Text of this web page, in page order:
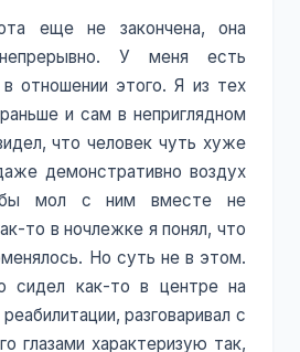
еще не закончена, она
У меня есть
отношении этого. Я из тех
и сам в неприглядном
что человек чуть хуже
демонстративно воздух
мол с ним вместе не
то в ночлежке я понял, что
Но суть не в этом.
сидел как-то в центре на
разговаривал с
глазами характеризую так,